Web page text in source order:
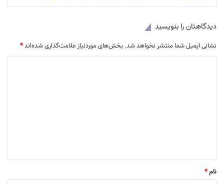
دیدگاهتان را بنویسید
نشانی ایمیل شما منتشر نخواهد شد. بخش‌های موردنیاز علامت‌گذاری شده‌اند*
نام*